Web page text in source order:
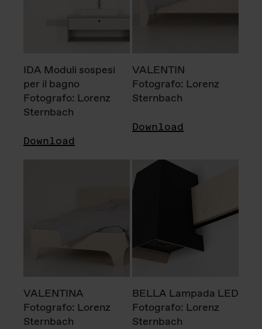
IDA Moduli sospesi
per il bagno
Fotografo: Lorenz
Sternbach
Download
VALENTIN
Fotografo: Lorenz
Sternbach
Download
VALENTINA
Fotografo: Lorenz
Sternbach
BELLA Lampada LED
Fotografo: Lorenz
Sternbach